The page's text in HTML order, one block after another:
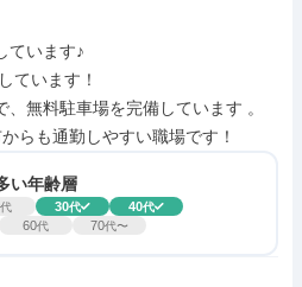
ています♪
ています！
無料駐車場を完備しています 。
らも通勤しやすい職場です！
い年齢層
代 30代 40代
60代 70代〜